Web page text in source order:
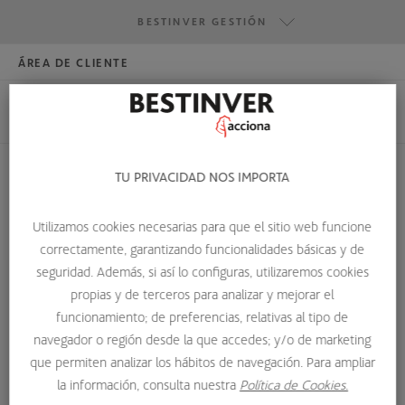
BESTINVER GESTIÓN
BESTINVER SECURITIES
ÁREA DE CLIENTE
HOME GLOSARIO DE TÉRMINOS BALANCE GENERAL
Balance general
El balance general de una entidad es un informe
financiero contable que refleja la situación económica y
TU PRIVACIDAD NOS IMPORTA
Utilizamos cookies necesarias para que el sitio web funcione
correctamente, garantizando funcionalidades básicas y de
seguridad. Además, si así lo configuras, utilizaremos cookies
propias y de terceros para analizar y mejorar el
funcionamiento; de preferencias, relativas al tipo de
navegador o región desde la que accedes; y/o de marketing
que permiten analizar los hábitos de navegación. Para ampliar
la información, consulta nuestra Política de Cookies.